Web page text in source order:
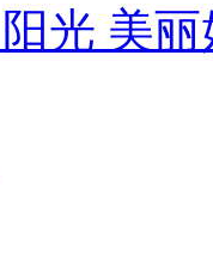
光 美